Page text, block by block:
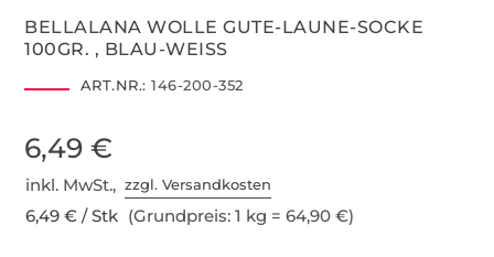
BELLALANA WOLLE GUTE-LAUNE-SOCKE
100GR. , BLAU-WEISS
ART.NR.: 146-200-352
6,49 €
inkl. MwSt.,zzgl. Versandkosten
6,49 € / Stk (Grundpreis: 1 kg = 64,90 €)